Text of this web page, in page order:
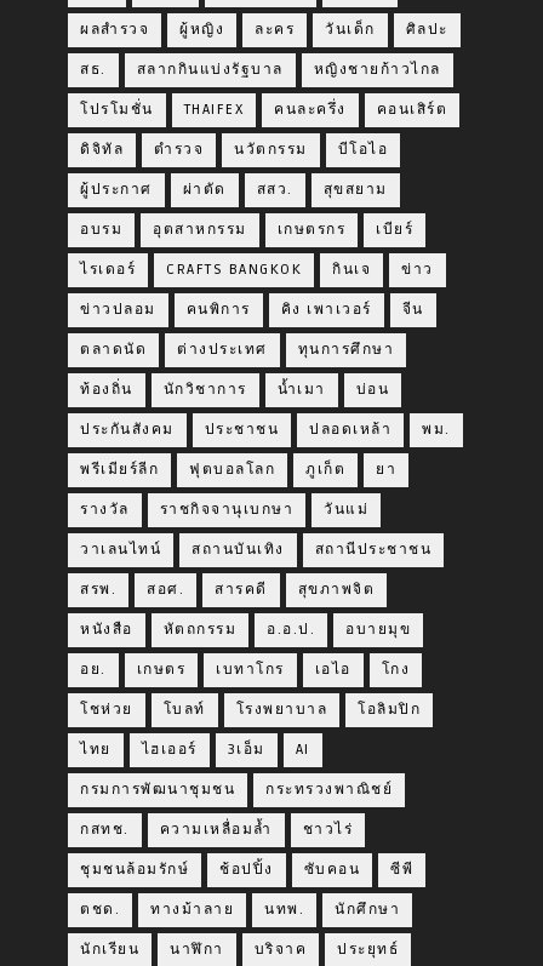
ผลสำรวจ ผู้หญิง ละคร วันเด็ก ศิลปะ
สธ. สลากกินแบ่งรัฐบาล หญิงชายก้าวไกล
โปรโมชั่น THAIFEX คนละครึ่ง คอนเสิร์ต
ดิจิทัล ตำรวจ นวัตกรรม บีโอไอ
ผู้ประกาศ ผ่าตัด สสว. สุขสยาม
อบรม อุตสาหกรรม เกษตรกร เบียร์
ไรเดอร์ CRAFTS BANGKOK กินเจ ข่าว
ข่าวปลอม คนพิการ คิง เพาเวอร์ จีน
ตลาดนัด ต่างประเทศ ทุนการศึกษา
ท้องถิ่น นักวิชาการ น้ำเมา บ่อน
ประกันสังคม ประชาชน ปลอดเหล้า พม.
พรีเมียร์ลีก ฟุตบอลโลก ภูเก็ต ยา
รางวัล ราชกิจจานุเบกษา วันแม่
วาเลนไทน์ สถานบันเทิง สถานีประชาชน
สรพ. สอศ. สารคดี สุขภาพจิต
หนังสือ หัตถกรรม อ.อ.ป. อบายมุข
อย. เกษตร เบทาโกร เอไอ โกง
โชห่วย โบลท์ โรงพยาบาล โอลิมปิก
ไทย ไฮเออร์ 3เอ็ม AI
กรมการพัฒนาชุมชน กระทรวงพาณิชย์
กสทช. ความเหลื่อมล้ำ ชาวไร่
ชุมชนล้อมรักษ์ ช้อปปิ้ง ซับคอน ซีพี
ตชด. ทางม้าลาย นทพ. นักศึกษา
นักเรียน นาฬิกา บริจาค ประยุทธ์